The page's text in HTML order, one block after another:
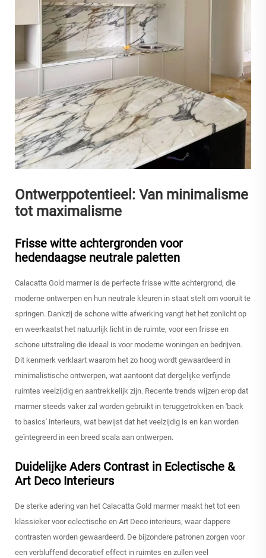
Ontwerppotentieel: Van minimalisme
tot maximalisme
Frisse witte achtergronden voor
hedendaagse neutrale paletten
Calacatta Gold marmer is de perfecte frisse witte achtergrond, die
moderne ontwerpen en hun neutrale kleuren in staat stelt om vooruit te
springen. Dankzij de schone witte afwerking vangt het het zonlicht op
en weerkaatst het natuurlijk licht in de ruimte, voor een frisse en
schone uitstraling die ideaal is voor moderne woningen en bedrijven.
Dit kenmerk verklaart waarom het zo hoog wordt gewaardeerd in
minimalistische ontwerpen, wat aantoont dat dergelijke verfijnde
ruimtes veelzijdig en aantrekkelijk zijn. Recente trends wijzen erop dat
marmer steeds vaker zal worden gebruikt in teruggetrokken en 'back
to basics' interieurs, wat bewijst dat het veelzijdig is en kan worden
geïntegreerd in een breed scala aan ontwerpen.
Duidelijke Aders Contrast in Eclectische &
Art Deco Interieurs
De sterke adering van het Calacatta Gold marmer maakt het tot een
klassieker voor eclectische en Art Deco interieurs, waar dappere
contrasten worden gewaardeerd. De bijzondere patronen zorgen voor
een verbluffend decoratief effect in ruimtes en zullen veel